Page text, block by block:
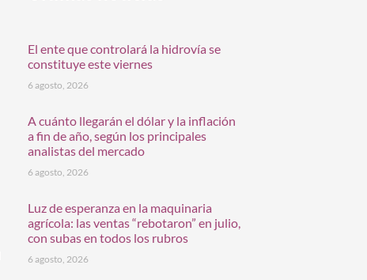
El ente que controlará la hidrovía se
constituye este viernes
6 agosto, 2026
A cuánto llegarán el dólar y la inflación
a fin de año, según los principales
analistas del mercado
6 agosto, 2026
Luz de esperanza en la maquinaria
agrícola: las ventas “rebotaron” en julio,
con subas en todos los rubros
6 agosto, 2026